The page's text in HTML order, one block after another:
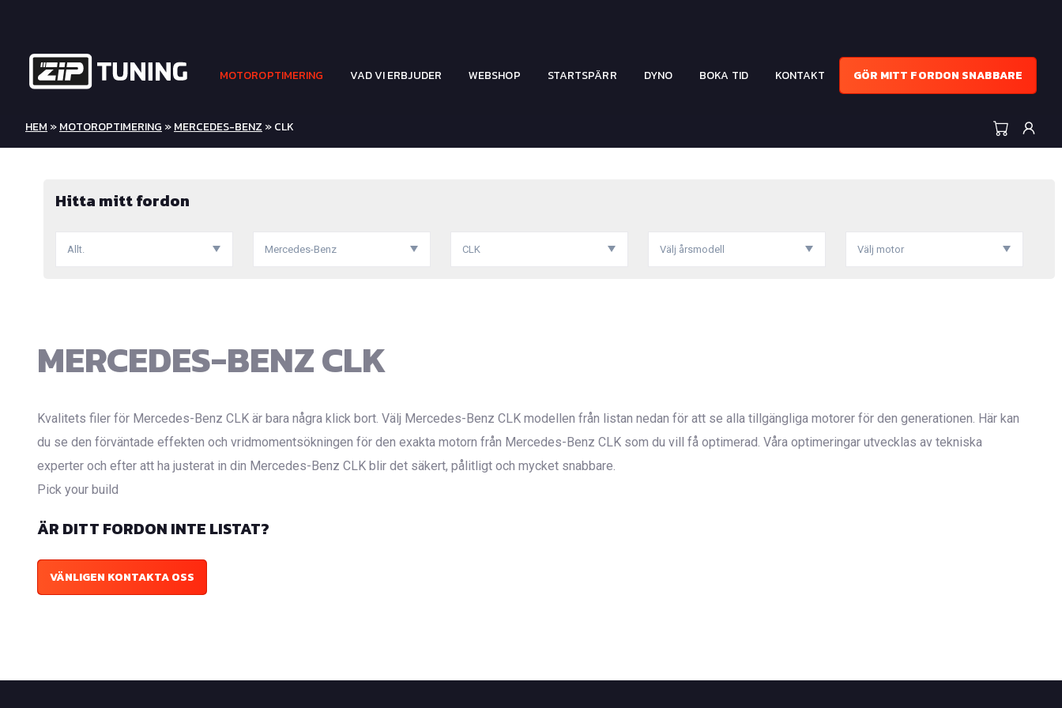
MOTOROPTIMERING VAD VI ERBJUDER WEBSHOP STARTSPÄRR DYNO BOKA TID KONTAKT GÖR MITT FORDON SNABBARE
HEM »MOTOROPTIMERING »MERCEDES-BENZ » CLK
Hitta mitt fordon
Allt. Mercedes-Benz CLK Välj årsmodell Välj motor
MERCEDES-BENZ CLK
Kvalitets filer för Mercedes-Benz CLK är bara några klick bort. Välj Mercedes-Benz CLK modellen från listan nedan för att se alla tillgängliga motorer för den generationen. Här kan
du se den förväntade effekten och vridmomentsökningen för den exakta motorn från Mercedes-Benz CLK som du vill få optimerad. Våra optimeringar utvecklas av tekniska
experter och efter att ha justerat in din Mercedes-Benz CLK blir det säkert, pålitligt och mycket snabbare.
Pick your build
ÄR DITT FORDON INTE LISTAT?
VÄNLIGEN KONTAKTA OSS